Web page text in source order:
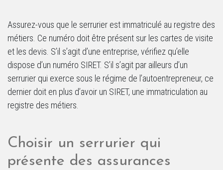
Assurez-vous que le serrurier est immatriculé au registre des
métiers. Ce numéro doit être présent sur les cartes de visite
et les devis. S’il s’agit d’une entreprise, vérifiez qu’elle
dispose d’un numéro SIRET. S’il s’agit par ailleurs d’un
serrurier qui exerce sous le régime de l’autoentrepreneur, ce
dernier doit en plus d’avoir un SIRET, une immatriculation au
registre des métiers.
Choisir un serrurier qui
présente des assurances